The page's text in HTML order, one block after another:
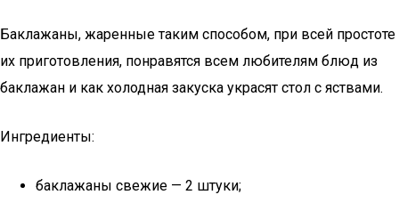
Баклажаны, жаренные таким способом, при всей простоте
их приготовления, понравятся всем любителям блюд из
баклажан и как холодная закуска украсят стол с яствами.
Ингредиенты:
баклажаны свежие — 2 штуки;